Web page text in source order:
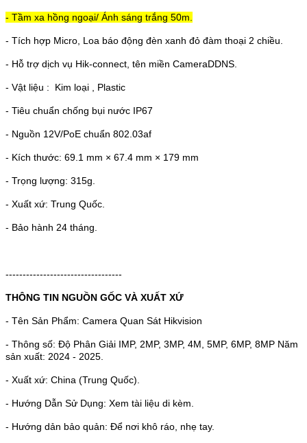
- Tầm xa hồng ngoại/ Ánh sáng trắng 50m.
- Tích hợp Micro, Loa báo động đèn xanh đỏ đàm thoại 2 chiều.
- Hỗ trợ dịch vụ Hik-connect, tên miền CameraDDNS.
- Vật liệu : Kim loại , Plastic
- Tiêu chuẩn chống bụi nước IP67
- Nguồn 12V/PoE chuẩn 802.03af
- Kích thước: 69.1 mm × 67.4 mm × 179 mm
- Trọng lượng: 315g.
- Xuất xứ: Trung Quốc.
- Bảo hành 24 tháng.
----------------------------------
THÔNG TIN NGUỒN GỐC VÀ XUẤT XỨ
- Tên Sản Phẩm: Camera Quan Sát Hikvision
- Thông số: Độ Phân Giải IMP, 2MP, 3MP, 4M, 5MP, 6MP, 8MP Năm
sản xuất: 2024 - 2025.
- Xuất xứ: China (Trung Quốc).
- Hướng Dẫn Sử Dụng: Xem tài liệu di kèm.
- Hướng dản bảo quản: Để nơi khô ráo, nhẹ tay.